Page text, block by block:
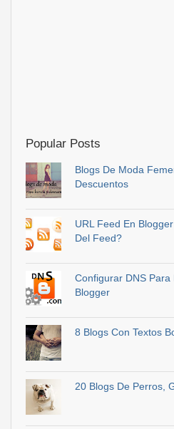
Popular Posts
Blogs De Moda
Descuentos
URL Feed En
Del Feed?
Configurar DNS Para
Blogger
8 Blogs Con Textos
20 Blogs De Perros,